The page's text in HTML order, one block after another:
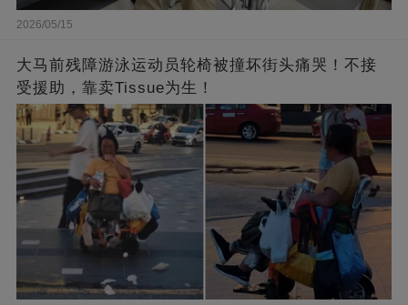
2026/05/15
大马前残障游泳运动员轮椅被撞坏街头痛哭！不接
受援助，靠卖Tissue为生！